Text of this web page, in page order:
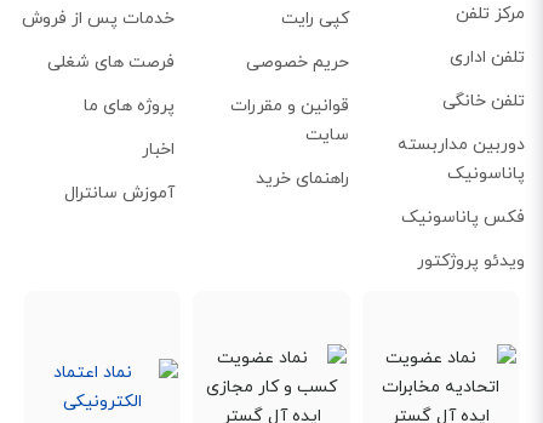
مرکز تلفن
تلفن اداری
تلفن خانگی
دوربین مداربسته
پاناسونیک
فکس پاناسونیک
ویدئو پروژکتور
کپی رایت
حریم خصوصی
قوانین و مقررات
سایت
راهنمای خرید
خدمات پس از فروش
فرصت های شغلی
پروژه های ما
اخبار
آموزش سانترال